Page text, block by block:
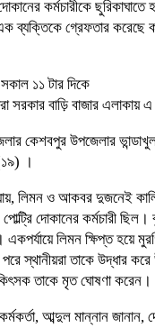
কর্মচারীকে ছুরিকাঘাতে
গ্রেফতার করেছে
১১ টার দিকে
সরকার বাড়ি বাজার এলাকায়
কেশবপুর উপজেলার
।
লিমন ও আকবর দুজনেই
পোল্ট্রি দোকানের কর্মচারী
লিমন ক্ষিপ্ত হয়ে
স্থানীয়রা তাকে উদ্ধার করে
তাকে মৃত ঘোষণা করেন।
আব্দুল মান্নান জানান,